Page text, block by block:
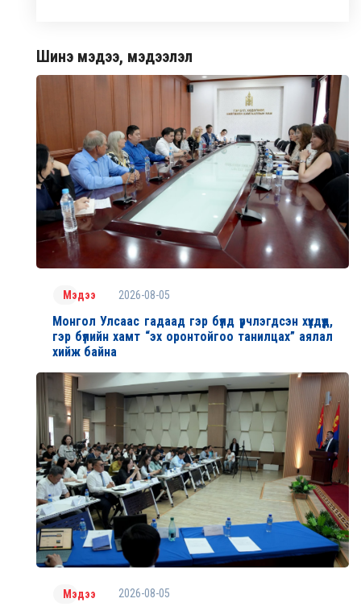
Шинэ мэдээ, мэдээлэл
Мэдээ 2026-08-05
Монгол Улсаас гадаад гэр бүлд үрчлэгдсэн хүүхдүүд,
гэр бүлийн хамт “эх оронтойгоо танилцах” аялал
хийж байна
Мэдээ 2026-08-05